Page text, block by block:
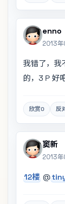
enno
2013
我错了，我
的，3 P 好
欣赏0 反
窦新
2013
12楼 @